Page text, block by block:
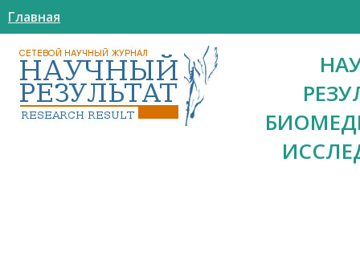
Главная